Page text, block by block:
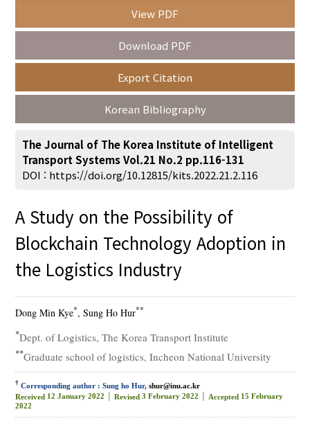
Year(s) :
to
Adode Reader(link)
View PDF
Download PDF
Export Citation
Korean Bibliography
The Journal of The Korea Institute of Intelligent
Transport Systems Vol.21 No.2 pp.116-131
DOI : https://doi.org/10.12815/kits.2022.21.2.116
A Study on the Possibility of
Blockchain Technology Adoption in
the Logistics Industry
Dong Min Kye*, Sung Ho Hur**
*Dept. of Logistics, The Korea Transport Institute
**Graduate school of logistics, Incheon National University
† Corresponding author : Sung ho Hur,shur@inu.ac.kr
Received 12 January 2022 │Revised 3 February 2022 │ Accepted 15 February
2022